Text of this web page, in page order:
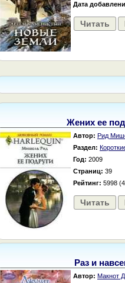
Дата
Читать
Жених ее
Автор: Рид
Раздел:
Год: 2009
Страниц: 39
Рейтинг: 5998
Читать
Раз и
Автор: Макнот